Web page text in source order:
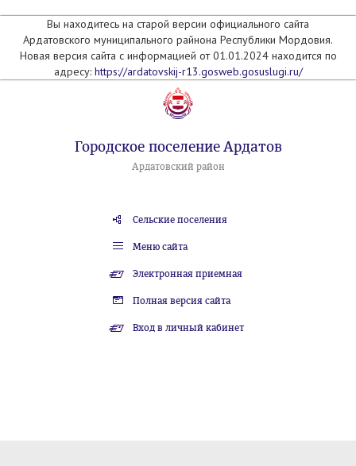
Вы находитесь на старой версии официального сайта
Ардатовского муниципального райнона Республики Мордовия.
Новая версия сайта с информацией от 01.01.2024 находится по
адресу: https://ardatovskij-r13.gosweb.gosuslugi.ru/
Городское поселение Ардатов
Ардатовский район
Сельские поселения
Меню сайта
Электронная приемная
Полная версия сайта
Вход в личный кабинет